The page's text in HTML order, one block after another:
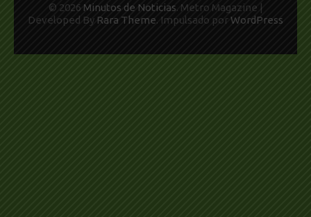
© 2026 Minutos de Noticias. Metro Magazine |
Developed By Rara Theme. Impulsado porWordPress